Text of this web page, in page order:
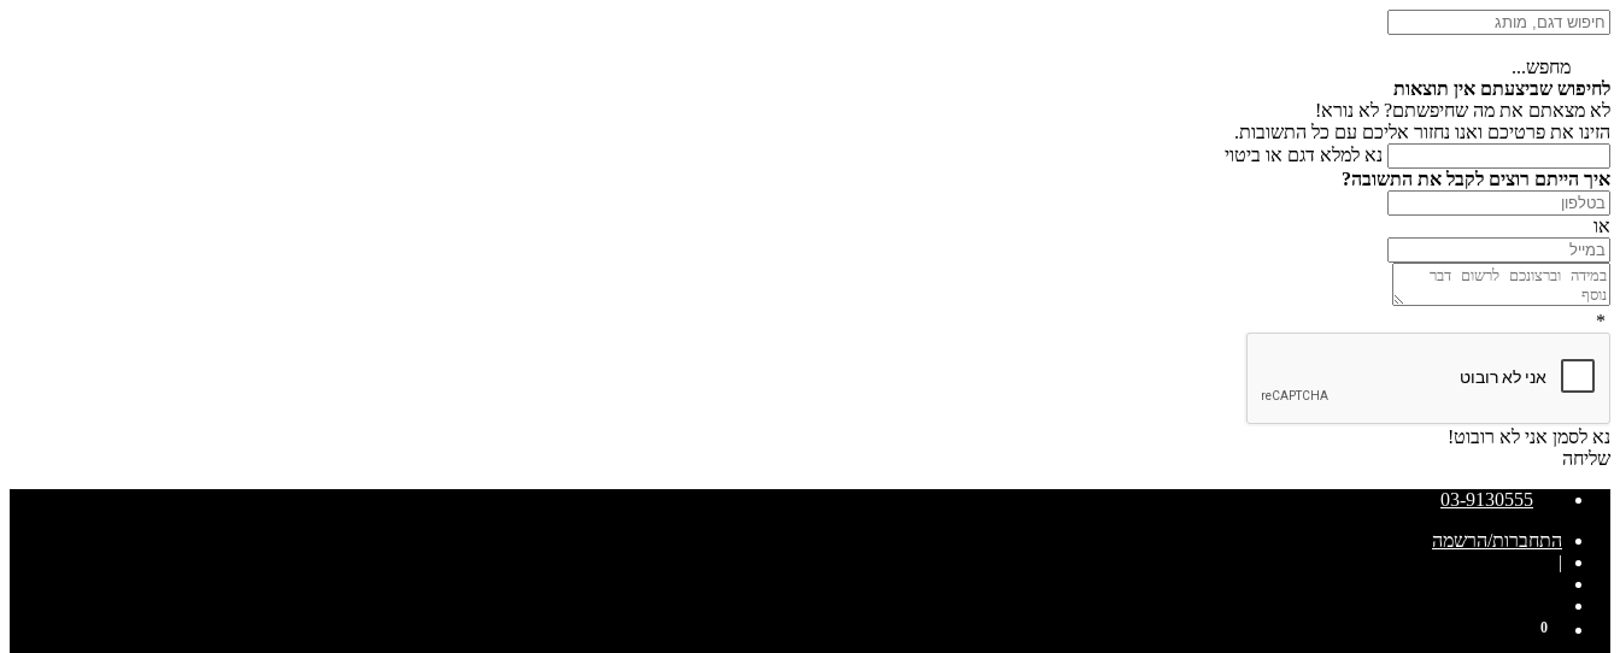
מחפש...
לחיפוש שביצעתם אין תוצאות
לא מצאתם את מה שחיפשתם? לא נורא!
הזינו את פרטיכם ואנו נחזור אליכם עם כל התשובות.
נא למלא דגם או ביטוי
איך הייתם רוצים לקבל את התשובה?
או
*
נא לסמן אני לא רובוט!
שליחה
03-9130555
התחברות/הרשמה
|
0